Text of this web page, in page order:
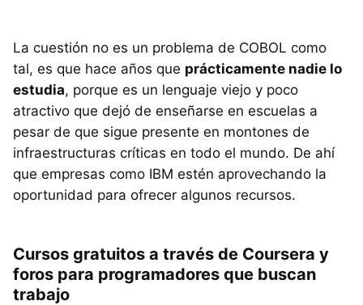
La cuestión no es un problema de COBOL como
tal, es que hace años que prácticamente nadie lo
estudia, porque es un lenguaje viejo y poco
atractivo que dejó de enseñarse en escuelas a
pesar de que sigue presente en montones de
infraestructuras críticas en todo el mundo. De ahí
que empresas como IBM estén aprovechando la
oportunidad para ofrecer algunos recursos.
Cursos gratuitos a través de Coursera y
foros para programadores que buscan
trabajo